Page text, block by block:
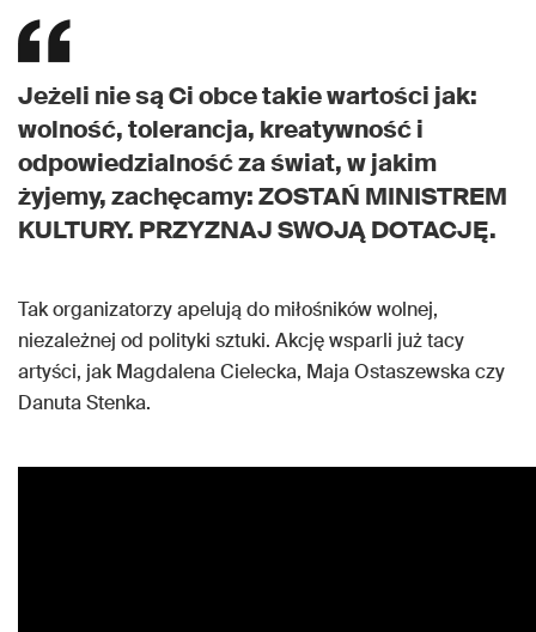
Jeżeli nie są Ci obce takie wartości jak:
wolność, tolerancja, kreatywność i
odpowiedzialność za świat, w jakim
żyjemy, zachęcamy: ZOSTAŃ MINISTREM
KULTURY. PRZYZNAJ SWOJĄ DOTACJĘ.
Tak organizatorzy apelują do miłośników wolnej,
niezależnej od polityki sztuki. Akcję wsparli już tacy
artyści, jak Magdalena Cielecka, Maja Ostaszewska czy
Danuta Stenka.